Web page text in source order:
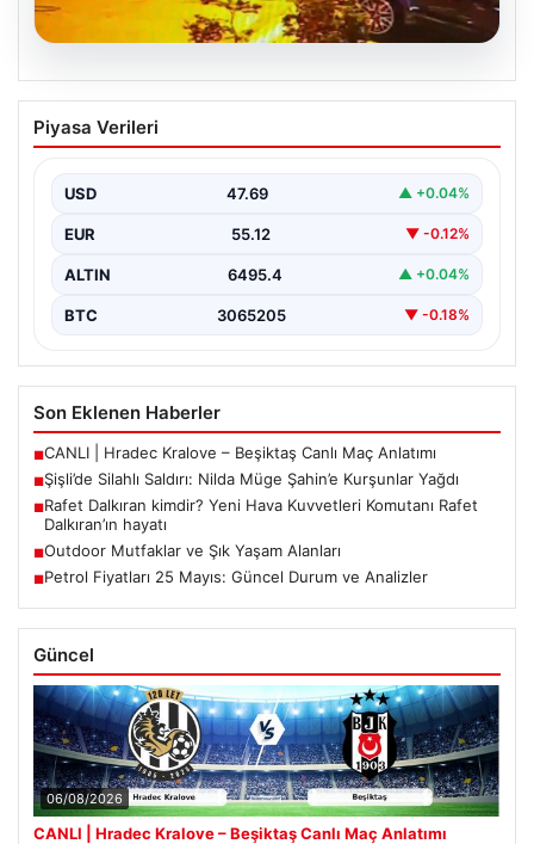
Şişli’de Silahlı Saldırı: Nilda Müge
Şahin’e Kurşunlar Yağdı
Eczaneden ilaç aldıktan sonra kardeşini bekleyen 26…
Piyasa Verileri
USD 47.69 ▲ +0.04%
EUR 55.12 ▼ -0.12%
ALTIN 6495.4 ▲ +0.04%
BTC 3065205 ▼ -0.18%
Son Eklenen Haberler
■CANLI | Hradec Kralove – Beşiktaş Canlı Maç Anlatımı
■Şişli’de Silahlı Saldırı: Nilda Müge Şahin’e Kurşunlar Yağdı
■Rafet Dalkıran kimdir? Yeni Hava Kuvvetleri Komutanı Rafet
Dalkıran’ın hayatı
■Outdoor Mutfaklar ve Şık Yaşam Alanları
■Petrol Fiyatları 25 Mayıs: Güncel Durum ve Analizler
Güncel
06/08/2026
CANLI | Hradec Kralove – Beşiktaş Canlı Maç Anlatımı